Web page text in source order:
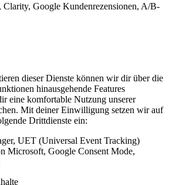
Clarity, Google Kundenrezensionen, A/B-
dieser Dienste können wir dir über die
hinausgehende Features
eine komfortable Nutzung unserer
Mit deiner Einwilligung setzen wir auf
Drittdienste ein:
UET (Universal Event Tracking)
Microsoft, Google Consent Mode,